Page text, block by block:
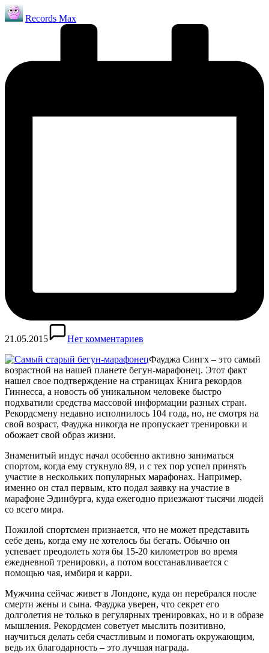
Запись
от
Records Max
21.05.2015
Нет комментариев
Фауджа Сингх – это самый
возрастной на нашей планете бегун-марафонец. Этот факт
нашел свое подтверждение на страницах Книга рекордов
Гиннесса, а новость об уникальном человеке быстро
подхватили средства массовой информации разных стран.
Рекордсмену недавно исполнилось 104 года, но, не смотря на
свой возраст, Фауджа никогда не пропускает тренировки и
обожает свой образ жизни.
Знаменитый индус начал особенно активно заниматься
спортом, когда ему стукнуло 89, и с тех пор успел принять
участие в нескольких популярных марафонах. Например,
именно он стал первым, кто подал заявку на участие в
марафоне Эдинбурга, куда ежегодно приезжают тысячи людей
со всего мира.
Пожилой спортсмен признается, что не может представить
себе день, когда ему не хотелось бы бегать. Обычно он
успевает преодолеть хотя бы 15-20 километров во время
ежедневной тренировки, а потом восстанавливается с
помощью чая, имбиря и карри.
Мужчина сейчас живет в Лондоне, куда он перебрался после
смерти жены и сына. Фауджа уверен, что секрет его
долголетия не только в регулярных тренировках, но и в образе
мышления. Рекордсмен советует мыслить позитивно,
научиться делать себя счастливым и помогать окружающим,
ведь их благодарность – это лучшая награда.